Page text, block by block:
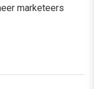
marketeers